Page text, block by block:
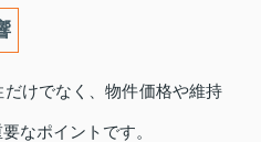
けでなく、物件価格や維持
なポイントです。